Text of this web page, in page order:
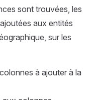
sont trouvées, les
aux entités
sur les
à ajouter à la